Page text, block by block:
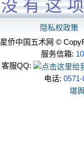
没有这
隐私权政策
星侨中国五术网 ©
服务信箱:
客服QQ:
电话:
堪